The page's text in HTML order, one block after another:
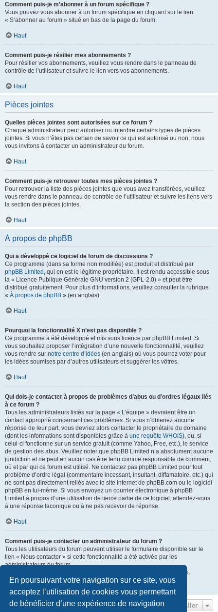
En poursuivant votre navigation sur ce site, vous
acceptez l’utilisation de cookies vous permettant
de bénéficier d’une expérience de navigation
Comment puis-je m’abonner à un forum spécifique ?
Vous pouvez vous abonner à un forum spécifique en cliquant sur le lien
« S’abonner au forum » situé en bas de la page du forum.
Haut
Comment puis-je résilier mes abonnements ?
Pour résilier vos abonnements, veuillez vous rendre dans le panneau de
contrôle de l’utilisateur et suivre le lien vers vos abonnements.
Haut
Pièces jointes
Quelles pièces jointes sont autorisées sur ce forum ?
Chaque administrateur peut autoriser ou interdire certains types de pièces
jointes. Si vous n’êtes pas certain de savoir ce qui est autorisé ou non, nous
vous invitons à contacter un administrateur du forum.
Haut
Comment puis-je retrouver toutes mes pièces jointes ?
Pour retrouver la liste des pièces jointes que vous avez transférées, veuillez
vous rendre dans le panneau de contrôle de l’utilisateur et suivre les liens vers
la section des pièces jointes.
Haut
À propos de phpBB
Qui a développé ce logiciel de forum de discussions ?
Ce programme (dans sa forme non modifiée) est produit et distribué par
phpBB Limited , qui en est le légitime propriétaire. Il est rendu accessible sous
la « Licence Publique Générale GNU version 2 (GPL-2.0) » et peut être
distribué gratuitement. Pour plus d’informations, veuillez consulter la rubrique
« À propos de phpBB » (en anglais).
Haut
Pourquoi la fonctionnalité X n’est pas disponible ?
Ce programme a été développé et mis sous licence par phpBB Limited. Si
vous souhaitez proposer l’intégration d’une nouvelle fonctionnalité, veuillez
vous rendre sur notre centre d’idées (en anglais) où vous pourrez voter pour
les idées soumises par d’autres utilisateurs et suggérer les vôtres.
Haut
Qui dois-je contacter à propos de problèmes d’abus ou d’ordres légaux liés
à ce forum ?
Tous les administrateurs listés sur la page « L’équipe » devraient être un
contact approprié concernant ces problèmes. Si vous n’obtenez aucune
réponse de leur part, vous devriez alors contacter le propriétaire du domaine
(dont les informations sont disponibles grâce à une requête WHOIS), ou, si
celui-ci fonctionne sur un service gratuit (comme Yahoo, Free, etc.), le service
de gestion des abus. Veuillez noter que phpBB Limited n’a absolument aucune
juridiction et ne peut en aucun cas être tenu comme responsable de comment,
où et par qui ce forum est utilisé. Ne contactez pas phpBB Limited pour tout
problème d’ordre légal (commentaire incessant, insultant, diffamatoire, etc.) qui
ne sont pas directement reliés avec le site internet de phpBB.com ou le logiciel
phpBB en lui-même. Si vous envoyez un courrier électronique à phpBB
Limited à propos d’une utilisation de tierce partie de ce logiciel, attendez-vous
à une réponse laconique ou à ne pas recevoir de réponse.
Haut
Comment puis-je contacter un administrateur du forum ?
Tous les utilisateurs du forum peuvent utiliser le formulaire disponible sur le
lien « Nous contacter » si cette fonctionnalité a été activée par les
administrateurs du forum.
Les membres du forum peuvent également utiliser le lien « L’équipe ».
Aller